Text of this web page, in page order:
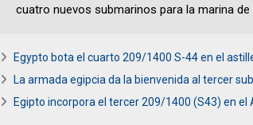
cuatro nuevos submarinos para la marina de
Egypto bota el cuarto 209/1400 S-44 en el
La armada egipcia da la bienvenida al tercer
Egipto incorpora el tercer 209/1400 (S43) en el